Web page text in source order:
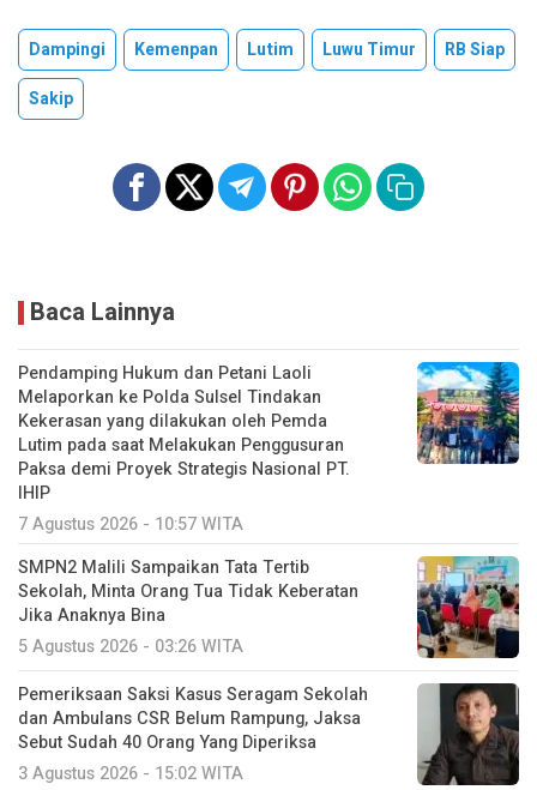
Dampingi Kemenpan Lutim Luwu Timur
RB Siap
Sakip
Baca Lainnya
Pendamping Hukum dan Petani Laoli
Melaporkan ke Polda Sulsel Tindakan
Kekerasan yang dilakukan oleh Pemda
Lutim pada saat Melakukan Penggusuran
Paksa demi Proyek Strategis Nasional PT.
IHIP
7 Agustus 2026 - 10:57 WITA
SMPN2 Malili Sampaikan Tata Tertib
Sekolah, Minta Orang Tua Tidak Keberatan
Jika Anaknya Bina
5 Agustus 2026 - 03:26 WITA
Pemeriksaan Saksi Kasus Seragam Sekolah
dan Ambulans CSR Belum Rampung, Jaksa
Sebut Sudah 40 Orang Yang Diperiksa
3 Agustus 2026 - 15:02 WITA